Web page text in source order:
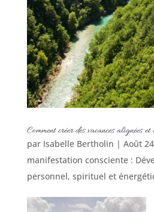
Comment créer des vacances alignées
par Isabelle Bertholin | Août
manifestation consciente :
personnel, spirituel et